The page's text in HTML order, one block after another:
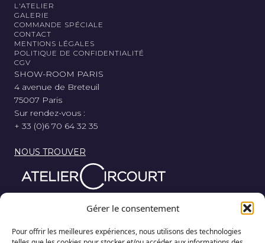
Gérer le consentement
Pour offrir les meilleures expériences, nous utilisons des technologies
L'ATELIER
GALERIE
COMMANDE SPÉCIALE
CONTACT
MENTIONS LÉGALES
POLITIQUE DE CONFIDENTIALITÉ
CGV
SHOW-ROOM PARIS
4 avenue de Breteuil
75007 Paris
Sur rendez-vous :
+ 33 (0)6 70 64 32 35
NOUS TROUVER
nés de bois, de métal et de gomme, l’Atelier Circourt
revisite la légende automobile dans sa plus simple
expression.